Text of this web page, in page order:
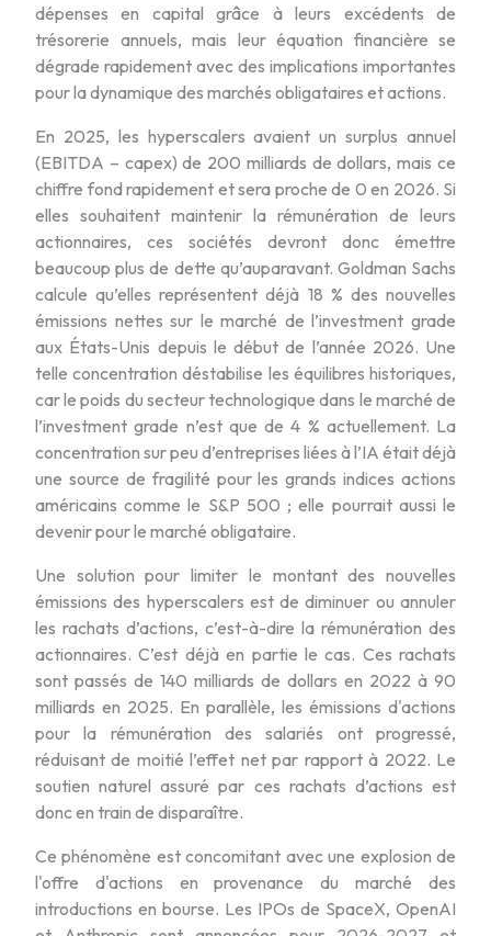
dépenses en capital grâce à leurs excédents de
trésorerie annuels, mais leur équation financière se
dégrade rapidement avec des implications importantes
pour la dynamique des marchés obligataires et actions.
En 2025, les hyperscalers avaient un surplus annuel
(EBITDA – capex) de 200 milliards de dollars, mais ce
chiffre fond rapidement et sera proche de 0 en 2026. Si
elles souhaitent maintenir la rémunération de leurs
actionnaires, ces sociétés devront donc émettre
beaucoup plus de dette qu’auparavant. Goldman Sachs
calcule qu’elles représentent déjà 18 % des nouvelles
émissions nettes sur le marché de l’investment grade
aux États-Unis depuis le début de l’année 2026. Une
telle concentration déstabilise les équilibres historiques,
car le poids du secteur technologique dans le marché de
l’investment grade n’est que de 4 % actuellement. La
concentration sur peu d’entreprises liées à l’IA était déjà
une source de fragilité pour les grands indices actions
américains comme le S&P 500 ; elle pourrait aussi le
devenir pour le marché obligataire.
Une solution pour limiter le montant des nouvelles
émissions des hyperscalers est de diminuer ou annuler
les rachats d’actions, c’est-à-dire la rémunération des
actionnaires. C’est déjà en partie le cas. Ces rachats
sont passés de 140 milliards de dollars en 2022 à 90
milliards en 2025. En parallèle, les émissions d'actions
pour la rémunération des salariés ont progressé,
réduisant de moitié l’effet net par rapport à 2022. Le
soutien naturel assuré par ces rachats d’actions est
donc en train de disparaître.
Ce phénomène est concomitant avec une explosion de
l'offre d'actions en provenance du marché des
introductions en bourse. Les IPOs de SpaceX, OpenAI